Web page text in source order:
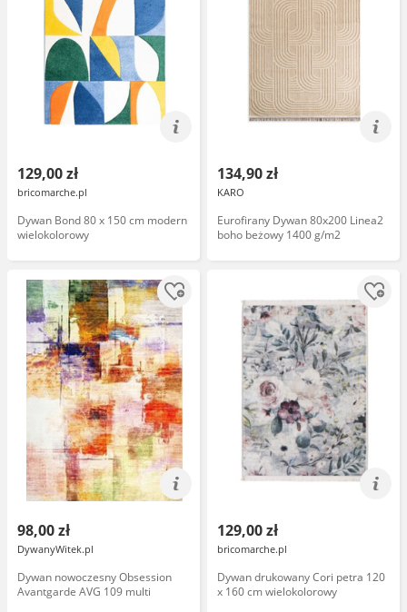
129,00 zł
bricomarche.pl
Dywan Bond 80 x 150 cm modern
wielokolorowy
134,90 zł
KARO
Eurofirany Dywan 80x200 Linea2
boho beżowy 1400 g/m2
98,00 zł
DywanyWitek.pl
Dywan nowoczesny Obsession
Avantgarde AVG 109 multi
129,00 zł
bricomarche.pl
Dywan drukowany Cori petra 120
x 160 cm wielokolorowy